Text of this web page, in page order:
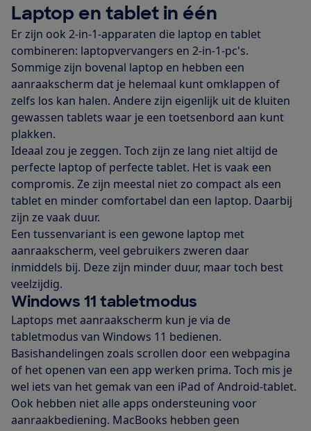
Laptop en tablet in één
Er zijn ook 2-in-1-apparaten die laptop en tablet
combineren: laptopvervangers en 2-in-1-pc's.
Sommige zijn bovenal laptop en hebben een
aanraakscherm dat je helemaal kunt omklappen of
zelfs los kan halen. Andere zijn eigenlijk uit de kluiten
gewassen tablets waar je een toetsenbord aan kunt
plakken.
Ideaal zou je zeggen. Toch zijn ze lang niet altijd de
perfecte laptop of perfecte tablet. Het is vaak een
compromis. Ze zijn meestal niet zo compact als een
tablet en minder comfortabel dan een laptop. Daarbij
zijn ze vaak duur.
Een tussenvariant is een gewone laptop met
aanraakscherm, veel gebruikers zweren daar
inmiddels bij. Deze zijn minder duur, maar toch best
veelzijdig.
Windows 11 tabletmodus
Laptops met aanraakscherm kun je via de
tabletmodus van Windows 11 bedienen.
Basishandelingen zoals scrollen door een webpagina
of het openen van een app werken prima. Toch mis je
wel iets van het gemak van een iPad of Android-tablet.
Ook hebben niet alle apps ondersteuning voor
aanraakbediening. MacBooks hebben geen